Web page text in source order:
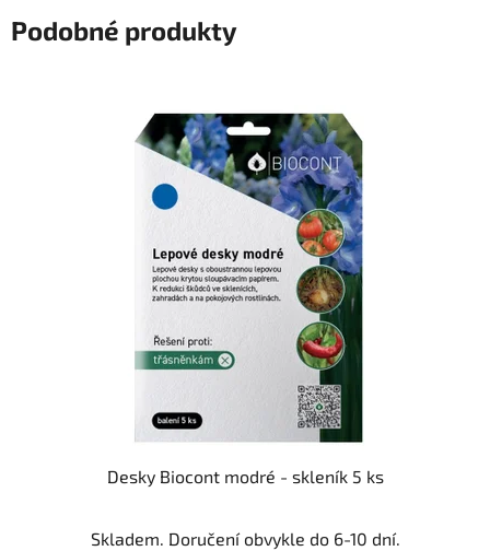
Podobné produkty
Desky Biocont modré - skleník 5 ks
Skladem. Doručení obvykle do 6-10 dní.